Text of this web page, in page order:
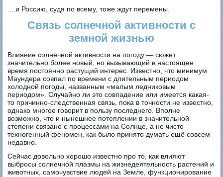
....и Россию, судя по всему, тоже ждут перемены.
Связь солнечной активности с
земной жизнью
Влияние солнечной активности на погоду — сюжет
значительно более новый, но вызывающий в настоящее
время постоянно растущий интерес. Известно, что минимум
Маундера совпал по времени с длительным периодом
холодной погоды, названным «малым ледниковым
периодом». Случайно ли это совпадение или имеется какая-
то причинно-следственная связь, пока в точности не известно,
однако многое говорит в пользу последнего. Вполне
возможно, что и нынешнее потеплении в значительной
степени связано с процессами на Солнце, а не чисто
техногенный феномен, как было принято думать ещё совсем
недавно.
Сейчас довольно хорошо известно про то, как влияют
выбросы солнечной плазмы на жизнедеятельность растений и
животных, самочувствие людей на Земле, функционирование